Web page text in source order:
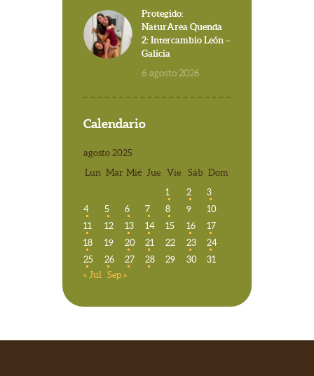
Protegido:
NaturArea Quenda
2: Intercambio León –
Galicia
6 agosto 2026
Calendario
agosto 2025
Lun Mar Mié Jue Vie Sáb Dom
1
2
3
4
5 6 7 8 9
10
11
12 13 14 15 16
17
18
19 20 21 22 23
24
25
26 27 28 29 30
31
« Jul Sep »